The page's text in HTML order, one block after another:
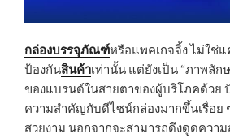
กล่องบรรจุภัณฑ์หรือแพคเกจจิ้ง ไม่ใช่
ป้องกันสินค้าเท่านั้น แต่ยังเป็น “ภาพลัก
ของแบรนด์ในสายตาของผู้บริโภคด้วย
ความสำคัญกับดีไซน์กล่องมากขึ้นเรื่อย
สวยงาม นอกจากจะสามารถดึงดูดควา